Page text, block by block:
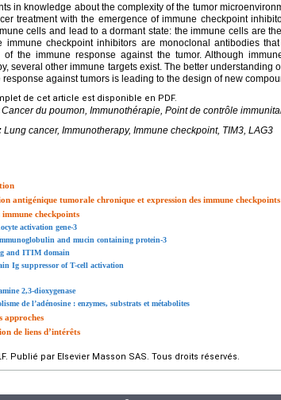
in knowledge about the complexity of the tumor
treatment with the emergence of immune checkpoint
cells and lead to a dormant state: the immune cells are
immune checkpoint inhibitors are monoclonal antibodies
of the immune response against the tumor. Although
several other immune targets exist. The better understanding
response against tumors is leading to the design of new
de cet article est disponible en PDF.
Cancer du poumon, Immunothérapie, Point de contrôle
Lung cancer, Immunotherapy, Immune checkpoint, TIM3, LAG3
antigénique tumorale chronique et expression des immune checkpoints
immune checkpoints
activation gene-3
and mucin containing protein-3
and ITIM domain
Ig suppressor of T-cell activation
2,3-dioxygenase
de l’adénosine : enzymes, substrats et métabolites
approches
de liens d’intérêts
Publié par Elsevier Masson SAS. Tous droits réservés.